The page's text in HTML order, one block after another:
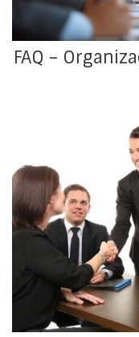
FAQ –
Participação em
de trabalho Nos
Trabalho (CT), os/
defesa e
interesses,
e subcomissões
representantes
segurança e